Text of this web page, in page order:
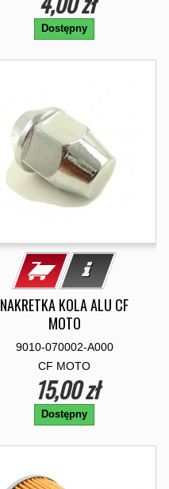
Dostępny
NAKRETKA KOLA ALU CF
MOTO
9010-070002-A000
CF MOTO
15,00 zł
Dostępny